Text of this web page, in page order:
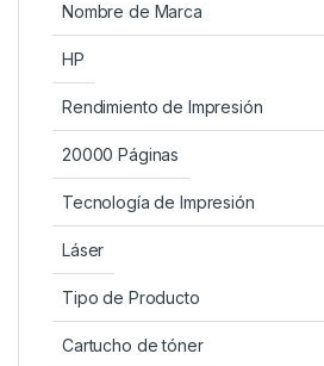
Nombre de Marca
HP
Rendimiento de Impresión
20000 Páginas
Tecnología de Impresión
Láser
Tipo de Producto
Cartucho de tóner